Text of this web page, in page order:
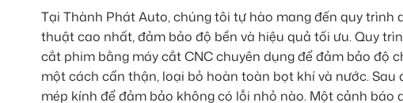
Tại Thành Phát Auto, chúng tôi tự hào mang đến quy trình
thuật cao nhất, đảm bảo độ bền và hiệu quả tối ưu. Quy
cắt phim bằng máy cắt CNC chuyên dụng để đảm bảo độ
một cách cẩn thận, loại bỏ hoàn toàn bọt khí và nước.
mép kính để đảm bảo không có lỗi nhỏ nào. Một cảnh